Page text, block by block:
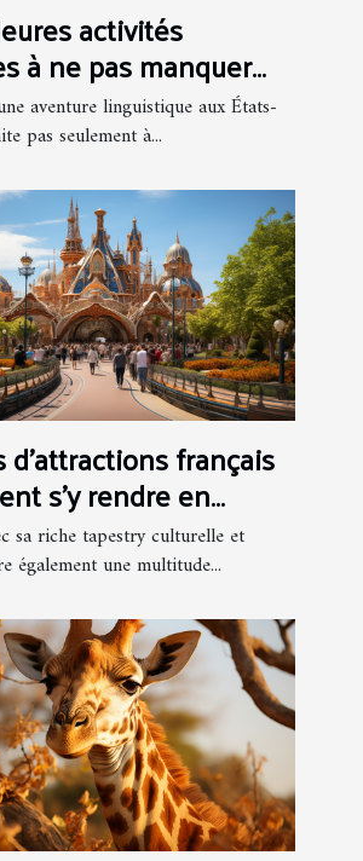
activités
à ne pas manquer
linguistique aux
aventure linguistique aux États-
pas seulement à...
d'attractions français
s'y rendre en
sa riche tapestry culturelle et
également une multitude...